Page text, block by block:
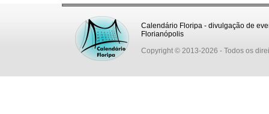
Calendário Floripa - divulgação de
Florianópolis
Copyright © 2013-2026 - Todos os